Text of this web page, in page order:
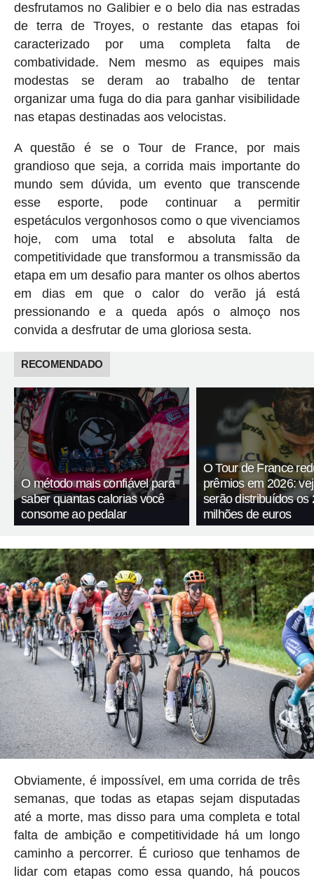
desfrutamos no Galibier e o belo dia nas estradas
de terra de Troyes, o restante das etapas foi
caracterizado por uma completa falta de
combatividade. Nem mesmo as equipes mais
modestas se deram ao trabalho de tentar
organizar uma fuga do dia para ganhar visibilidade
nas etapas destinadas aos velocistas.
A questão é se o Tour de France, por mais
grandioso que seja, a corrida mais importante do
mundo sem dúvida, um evento que transcende
esse esporte, pode continuar a permitir
espetáculos vergonhosos como o que vivenciamos
hoje, com uma total e absoluta falta de
competitividade que transformou a transmissão da
etapa em um desafio para manter os olhos abertos
em dias em que o calor do verão já está
pressionando e a queda após o almoço nos
convida a desfrutar de uma gloriosa sesta.
RECOMENDADO
O método mais confiável para
saber quantas calorias você
consome ao pedalar
O Tour de France
prêmios em 2026:
serão distribuídos os
milhões de euros
Obviamente, é impossível, em uma corrida de três
semanas, que todas as etapas sejam disputadas
até a morte, mas disso para uma completa e total
falta de ambição e competitividade há um longo
caminho a percorrer. É curioso que tenhamos de
lidar com etapas como essa quando, há poucos